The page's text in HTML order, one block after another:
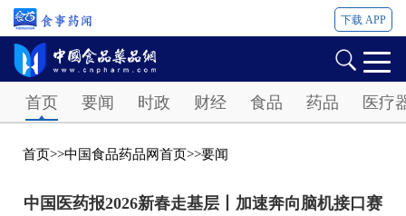
下载 APP
首页 要闻 时政 财经 食品 药品 医疗
首页>>中国食品药品网首页>>要闻
中国医药报2026新春走基层丨加速奔向脑机接口赛